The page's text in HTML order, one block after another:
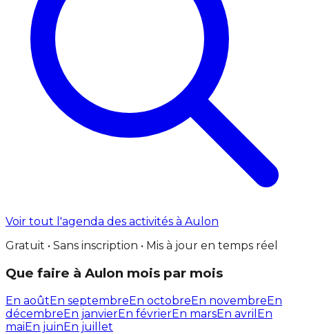
Voir tout l'agenda des activités à Aulon
Gratuit • Sans inscription • Mis à jour en temps réel
Que faire à Aulon mois par mois
En aoûtEn septembreEn octobreEn novembreEn
décembreEn janvierEn févrierEn marsEn avril En
maiEn juinEn juillet